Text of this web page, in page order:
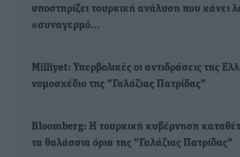
υποστηρίζει τουρκική ανάλυση που κάνει
«συναγερμό…
Milliyet: Υπερβολικές οι αντιδράσεις της
νομοσχέδιο της "Γαλάζιας Πατρίδας"
Bloomberg: Η τουρκική κυβέρνηση
τα θαλάσσια όρια της "Γαλάζιας Πατρίδας"